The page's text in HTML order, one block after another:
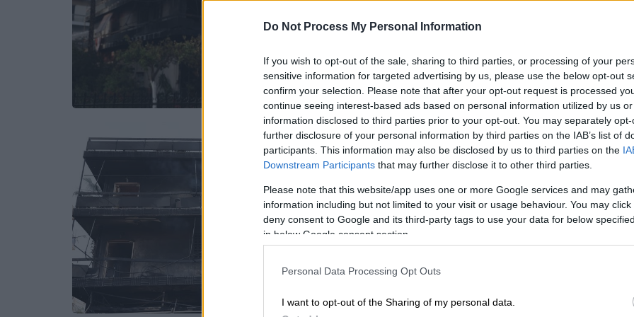
Do Not Process My Personal Information
If you wish to opt-out of the sale, sharing to third parties, or processing of your
sensitive information for targeted advertising by us, please use the below opt-out
confirm your selection. Please note that after your opt-out request is processed
continue seeing interest-based ads based on personal information utilized by us
information disclosed to third parties prior to your opt-out. You may separately
further disclosure of your personal information by third parties on the IAB’s list of
participants. This information may also be disclosed by us to third parties on the
Downstream Participants that may further disclose it to other third parties.
Please note that this website/app uses one or more Google services and may
information including but not limited to your visit or usage behaviour. You may
deny consent to Google and its third-party tags to use your data for below
in below Google consent section.
Personal Data Processing Opt Outs
I want to opt-out of the Sharing of my personal data.
πολυκατοικία
Τι λένε οι κάτοικοι της περιοχής για
την καταστροφική πυρκαγιά
Ελλάδα| 30.04.2026 17:52
Τεράστια καταστροφή μετά τη
φωτιά σε κατάστημα με
ανταλλακτικά στο Ίλιον - Κάηκαν
διαμερίσματα
Από τη φωτιά καταστράφηκαν όλοι οι
δύο κατοικημένοι όροφοι πάνω από
την αποθήκη ανταλλακτικών, ενώ
προκλήθηκαν μικρές φθορές σε
διπλανά κτίρια